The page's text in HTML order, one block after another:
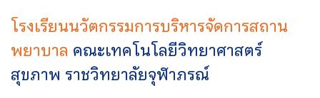
โรงเรียนนวัตกรรมการบริหารจัดการสถาน
พยาบาล คณะเทคโนโลยีวิทยาศาสตร์
สุขภาพ ราชวิทยาลัยจุฬาภรณ์